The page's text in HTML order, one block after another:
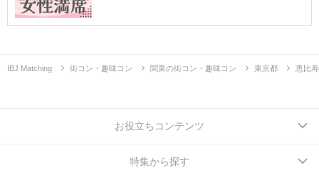
IBJ Matching 街コン・趣味コン 関東の街コン・趣味コン 東京都 恵比
お役立ちコンテンツ
特集から探す